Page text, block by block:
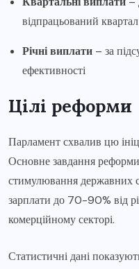
відпрацьований квартал
Річні виплати – за
ефективності
Цілі реформи
Парламент схвалив цю
Основне завдання
стимулювання державних
зарплати до 70-90% від
комерційному секторі.
Статистичні дані